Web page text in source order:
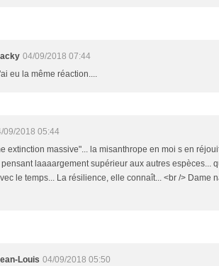
04/09/2018 07:44
eu la même réaction....
09/2018 05:44
extinction massive"... la misanthrope en moi s en
laaaargement supérieur aux autres espèces...
le temps... La résilience, elle connaît... <br /> Dame
Louis 04/09/2018 05:50